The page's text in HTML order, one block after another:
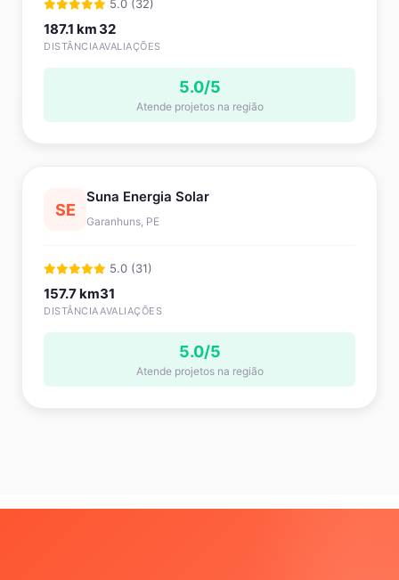
5.0 (32)
187.1 km
DISTÂNCIA
32
AVALIAÇÕES
5.0/5
Atende projetos na região
SE
Suna Energia Solar
Garanhuns, PE
5.0 (31)
157.7 km
DISTÂNCIA
31
AVALIAÇÕES
5.0/5
Atende projetos na região